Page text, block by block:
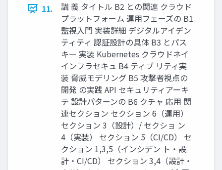
11.
講 義 タイトル B2 との関連 クラウド
プラットフォーム 運用フェーズの B1
監視入門 実装詳細 デジタルアイデン
ティティ 認証設計の具体 B3 とパス
キー 実装 Kubernetes クラウドネイ
インフラセキュ B4 ティブ リティ実
装 脅威モデリング B5 攻撃者視点の
開発 の実践 API セキュリティアーキ
テ 設計パターンの B6 クチャ 応用 関
連セクション セクション 6（運用）
セクション 3（設計）/ セクショ ン
4（実装） セクション 5（CI/CD） セ
クション 1,3,5（インシデン ト・設
計・CI/CD） セクション 3,4（設計・